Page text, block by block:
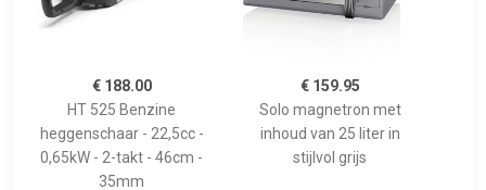
€ 188.00
HT 525 Benzine
heggenschaar - 22,5cc -
0,65kW - 2-takt - 46cm -
35mm
€ 159.95
Solo magnetron met
inhoud van 25 liter in
stijlvol grijs